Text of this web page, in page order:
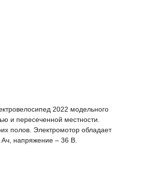
2022 модельного
и пересеченной местности.
полов. Электромотор обладает
Ач, напряжение – 36 В.